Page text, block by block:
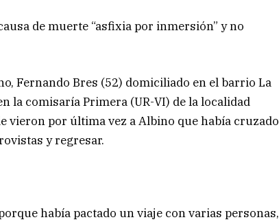
de muerte “asfixia por inmersión” y no
Fernando Bres (52) domiciliado en el barrio La
la comisaría Primera (UR-VI) de la localidad
vieron por última vez a Albino que había cruzado
y regresar.
había pactado un viaje con varias personas,